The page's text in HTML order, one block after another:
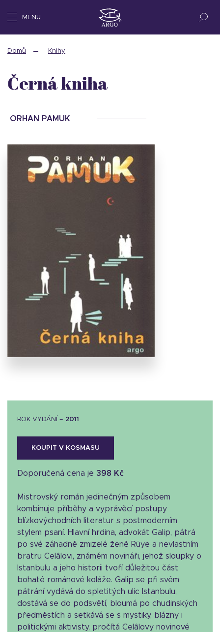
MENU
Domů Knihy
Černá kniha
ORHAN PAMUK
ROK VYDÁNÍ – 2011
KOUPIT V KOSMASU
Doporučená cena je 398 Kč
Mistrovský román jedinečným způsobem
kombinuje příběhy a vyprávěcí postupy
blízkovýchodních literatur s postmoderním
stylem psaní. Hlavní hrdina, advokát Galip, pátrá
po své záhadně zmizelé ženě Rüye a nevlastním
bratru Celâlovi, známém novináři, jehož sloupky o
Istanbulu a jeho historii tvoří důležitou část
bohaté románové koláže. Galip se při svém
pátrání vydává do spletitých ulic Istanbulu,
dostává se do podsvětí, bloumá po chudinských
předměstích a setkává se s mystiky, blázny i
politickými aktivisty, pročítá Celâlovy novinové